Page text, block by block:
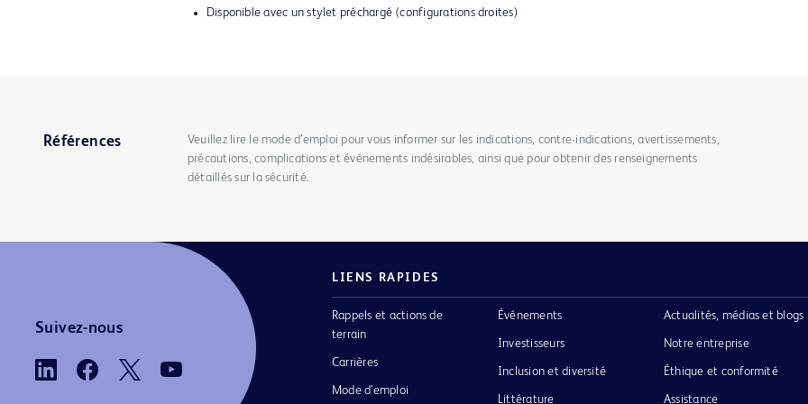
Disponible avec un stylet préchargé (configurations droites)
Références
Veuillez lire le mode d’emploi pour vous informer sur les indications, contre-indications, avertissements,
précautions, complications et événements indésirables, ainsi que pour obtenir des renseignements
détaillés sur la sécurité.
Suivez-nous
LIENS RAPIDES
Rappels et actions de
terrain
Carrières
Mode d’emploi
Événements
Investisseurs
Inclusion et diversité
Littérature
Actualités, médias et blogs
Notre entreprise
Éthique et conformité
Assistance